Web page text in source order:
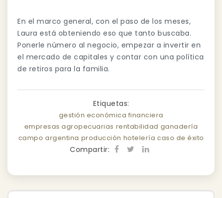
En el marco general, con el paso de los meses,
Laura está obteniendo eso que tanto buscaba.
Ponerle número al negocio, empezar a invertir en
el mercado de capitales y contar con una política
de retiros para la familia.
Etiquetas:
gestión económica financiera
empresas agropecuarias rentabilidad ganadería
campo argentina producción hotelería caso de éxito
Compartir: